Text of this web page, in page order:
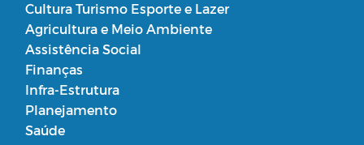
Cultura Turismo Esporte e Lazer
Agricultura e Meio Ambiente
Assistência Social
Finanças
Infra-Estrutura
Planejamento
Saúde